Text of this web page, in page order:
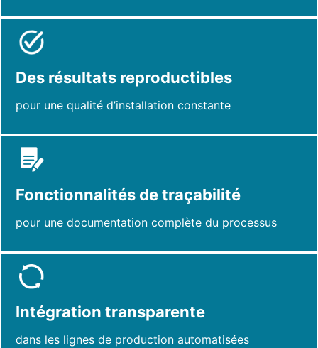
Des résultats reproductibles
pour une qualité d’installation constante
Fonctionnalités de traçabilité
pour une documentation complète du processus
Intégration transparente
dans les lignes de production automatisées